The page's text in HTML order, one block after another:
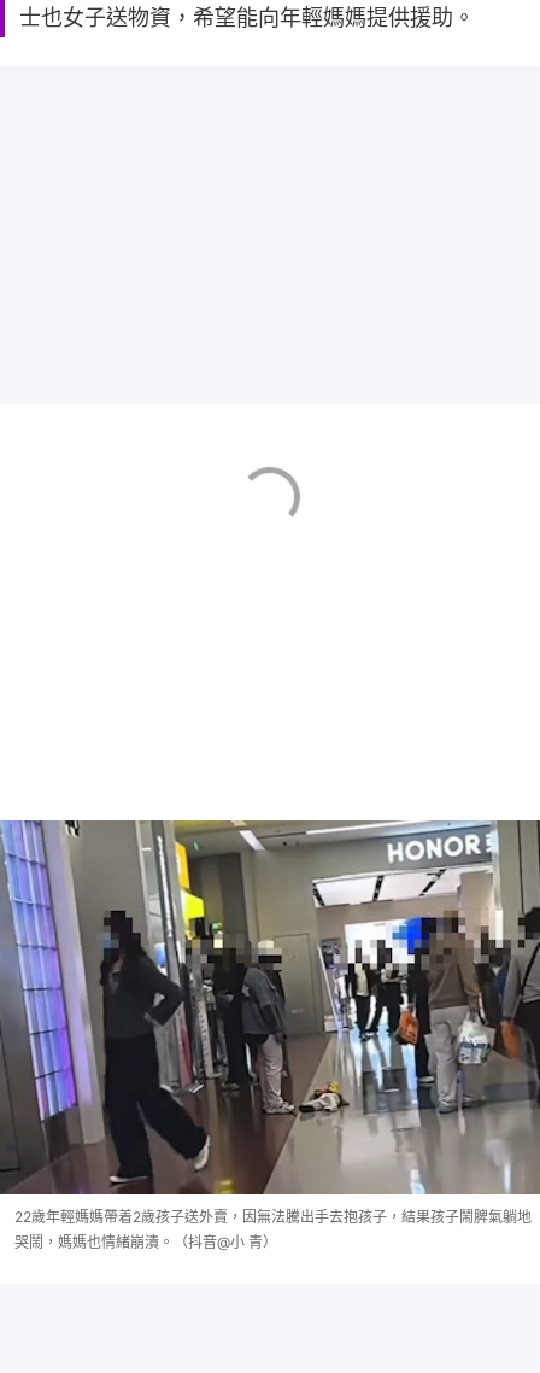
士也女子送物資，希望能向年輕媽媽提供援助。
22歲年輕媽媽帶着2歲孩子送外賣，因無法騰出手去抱孩子，結果孩子鬧脾氣躺地
哭鬧，媽媽也情緒崩潰。（抖音@小 青）